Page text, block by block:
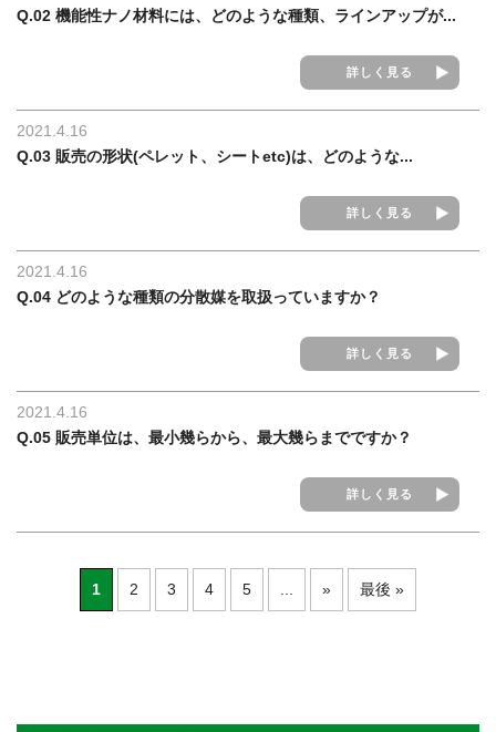
Q.02 機能性ナノ材料には、どのような種類、ラインアップが...
詳しく見る
2021.4.16
Q.03 販売の形状(ペレット、シートetc)は、どのような...
詳しく見る
2021.4.16
Q.04 どのような種類の分散媒を取扱っていますか？
詳しく見る
2021.4.16
Q.05 販売単位は、最小幾らから、最大幾らまでですか？
詳しく見る
1 2 3 4 5 » 最後 »